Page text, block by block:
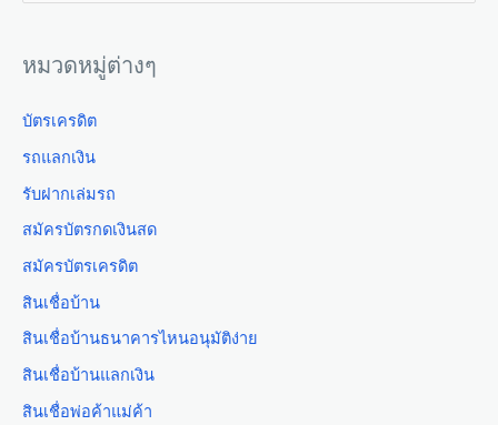
หมวดหมู่ต่างๆ
บัตรเครดิต
รถแลกเงิน
รับฝากเล่มรถ
สมัครบัตรกดเงินสด
สมัครบัตรเครดิต
สินเชื่อบ้าน
สินเชื่อบ้านธนาคารไหนอนุมัติง่าย
สินเชื่อบ้านแลกเงิน
สินเชื่อพ่อค้าแม่ค้า